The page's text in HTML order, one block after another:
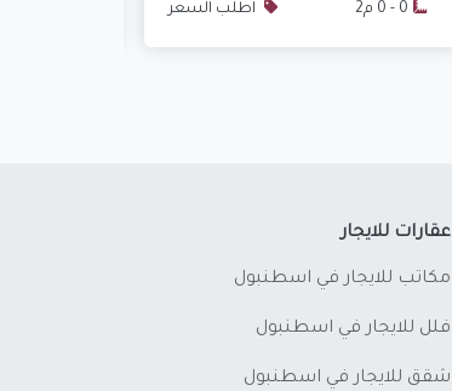
0 - 0 م2 اطلب السعر
عقارات للايجار
مكاتب للايجار في اسطنبول
فلل للايجار في اسطنبول
شقق للايجار في اسطنبول